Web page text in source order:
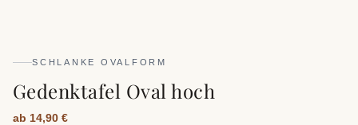
SCHLANKE OVALFORM
Gedenktafel Oval hoch
ab 14,90 €